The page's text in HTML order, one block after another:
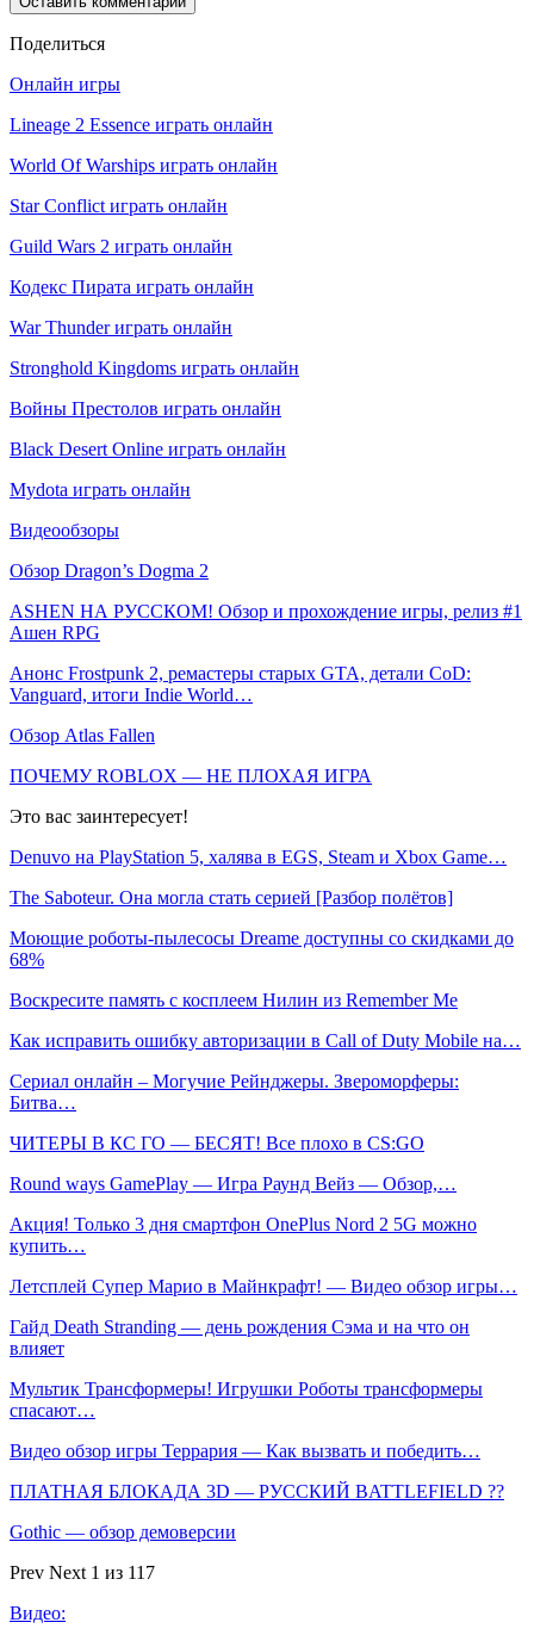
Поделиться
Онлайн игры
Lineage 2 Essence играть онлайн
World Of Warships играть онлайн
Star Conflict играть онлайн
Guild Wars 2 играть онлайн
Кодекс Пирата играть онлайн
War Thunder играть онлайн
Stronghold Kingdoms играть онлайн
Войны Престолов играть онлайн
Black Desert Online играть онлайн
Mydota играть онлайн
Видеообзоры
Обзор Dragon’s Dogma 2
ASHEN НА РУССКОМ! Обзор и прохождение игры, релиз #1
Ашен RPG
Анонс Frostpunk 2, ремастеры старых GTA, детали CoD:
Vanguard, итоги Indie World…
Обзор Atlas Fallen
ПОЧЕМУ ROBLOX — НЕ ПЛОХАЯ ИГРА
Это вас заинтересует!
Denuvo на PlayStation 5, халява в EGS, Steam и Xbox Game…
The Saboteur. Она могла стать серией [Разбор полётов]
Моющие роботы-пылесосы Dreame доступны со скидками до
68%
Воскресите память с косплеем Нилин из Remember Me
Как исправить ошибку авторизации в Call of Duty Mobile на…
Сериал онлайн – Могучие Рейнджеры. Звероморферы:
Битва…
ЧИТЕРЫ В КС ГО — БЕСЯТ! Все плохо в CS:GO
Round ways GamePlay — Игра Раунд Вейз — Обзор,…
Акция! Только 3 дня смартфон OnePlus Nord 2 5G можно
купить…
Летсплей Супер Марио в Майнкрафт! — Видео обзор игры…
Гайд Death Stranding — день рождения Сэма и на что он
влияет
Мультик Трансформеры! Игрушки Роботы трансформеры
спасают…
Видео обзор игры Террария — Как вызвать и победить…
ПЛАТНАЯ БЛОКАДА 3D — РУССКИЙ BATTLEFIELD ??
Gothic — обзор демоверсии
Prev Next 1 из 117
Видео: